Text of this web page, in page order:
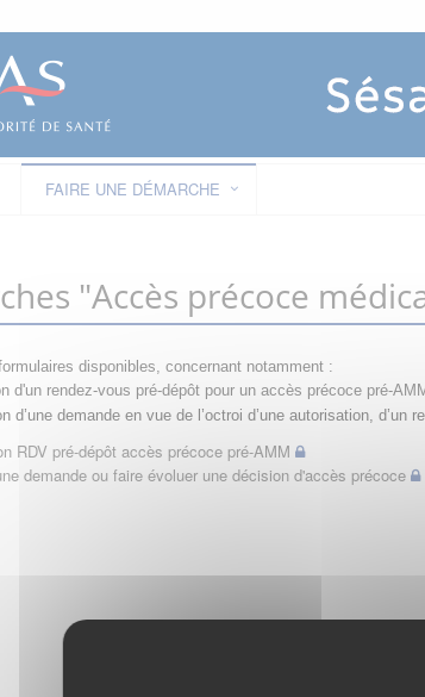
FAIRE UNE DÉMARCHE
"Accès précoce
disponibles, concernant notamment :
d'un rendez-vous pré-dépôt pour un accès précoce pré-
d’une demande en vue de l’octroi d’une autorisation,
RDV pré-dépôt accès précoce pré-AMM
demande ou faire évoluer une décision d'accès précoce